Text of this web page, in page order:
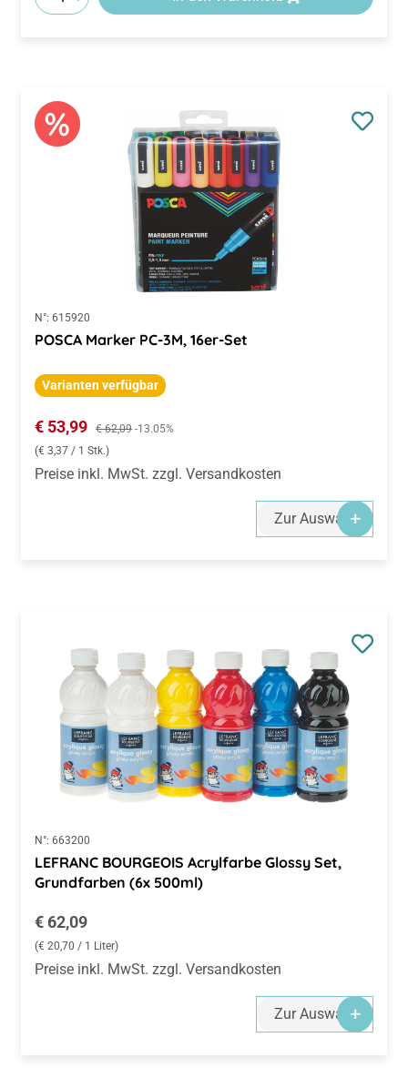
N°: 615920
POSCA Marker PC-3M, 16er-Set
Varianten verfügbar
Verkaufspreis:
€ 53,99 Regulärer Preis:
€ 62,09 -13.05%
(€ 3,37 / 1 Stk.)
Preise inkl. MwSt. zzgl. Versandkosten
Zur Auswahl
N°: 663200
LEFRANC BOURGEOIS Acrylfarbe Glossy Set,
Grundfarben (6x 500ml)
Regulärer Preis:
€ 62,09
(€ 20,70 / 1 Liter)
Preise inkl. MwSt. zzgl. Versandkosten
Zur Auswahl